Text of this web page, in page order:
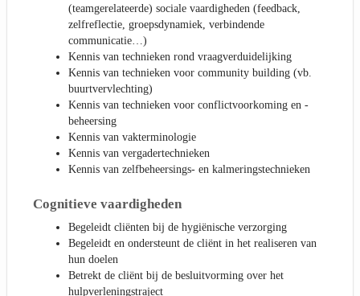
(teamgerelateerde) sociale vaardigheden (feedback,
zelfreflectie, groepsdynamiek, verbindende
communicatie…)
Kennis van technieken rond vraagverduidelijking
Kennis van technieken voor community building (vb.
buurtvervlechting)
Kennis van technieken voor conflictvoorkoming en -
beheersing
Kennis van vakterminologie
Kennis van vergadertechnieken
Kennis van zelfbeheersings- en kalmeringstechnieken
Cognitieve vaardigheden
Begeleidt cliënten bij de hygiënische verzorging
Begeleidt en ondersteunt de cliënt in het realiseren van
hun doelen
Betrekt de cliënt bij de besluitvorming over het
hulpverleningstraject